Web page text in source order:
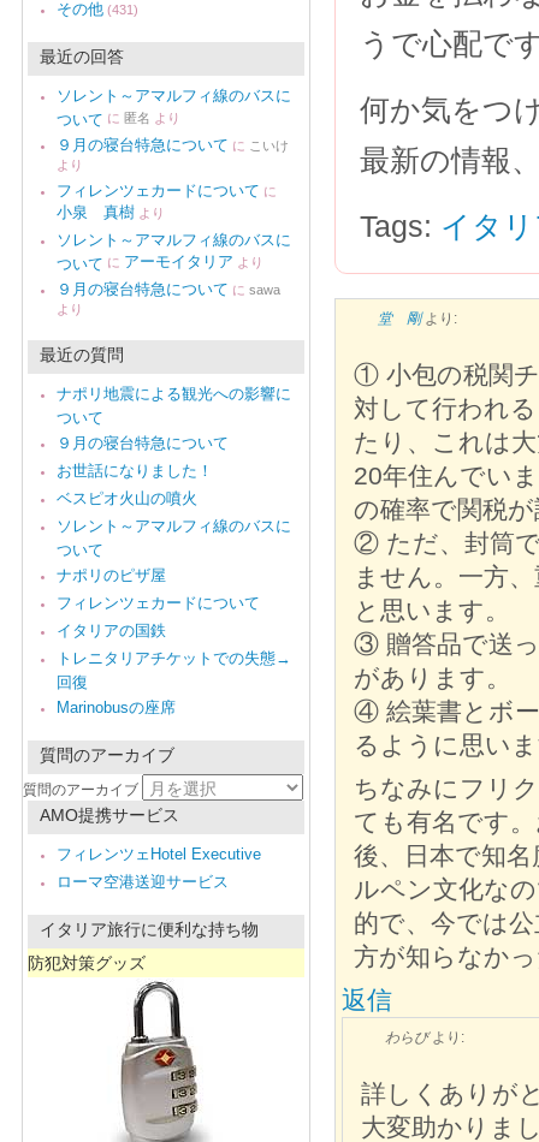
うで心配で
何か気をつ
最新の情報
Tags: イタ
堂 剛 より:
① 小包の税関
対して行われ
たり、これは
20年住んでい
の確率で関税
② ただ、封筒
ません。一方
と思います。
③ 贈答品で送
があります。
④ 絵葉書とボ
るように思い
ちなみにフリ
ても有名です
後、日本で知
ルペン文化な
的で、今では
方が知らなか
返信
わらび より:
詳しくありが
大変助かりま
その他 (431)
最近の回答
ソレント～アマルフィ線のバスに
ついて に 匿名 より
９月の寝台特急について に こいけ
より
フィレンツェカードについて に
小泉 真樹 より
ソレント～アマルフィ線のバスに
ついて に アーモイタリア より
９月の寝台特急について に sawa
より
最近の質問
ナポリ地震による観光への影響に
ついて
９月の寝台特急について
お世話になりました！
ベスピオ火山の噴火
ソレント～アマルフィ線のバスに
ついて
ナポリのピザ屋
フィレンツェカードについて
イタリアの国鉄
トレニタリアチケットでの失態→
回復
Marinobusの座席
質問のアーカイブ
質問のアーカイブ
AMO提携サービス
フィレンツェHotel Executive
ローマ空港送迎サービス
イタリア旅行に便利な持ち物
防犯対策グッズ